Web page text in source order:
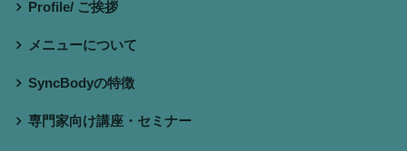
Profile/ ご挨拶
メニューについて
SyncBodyの特徴
専門家向け講座・セミナー